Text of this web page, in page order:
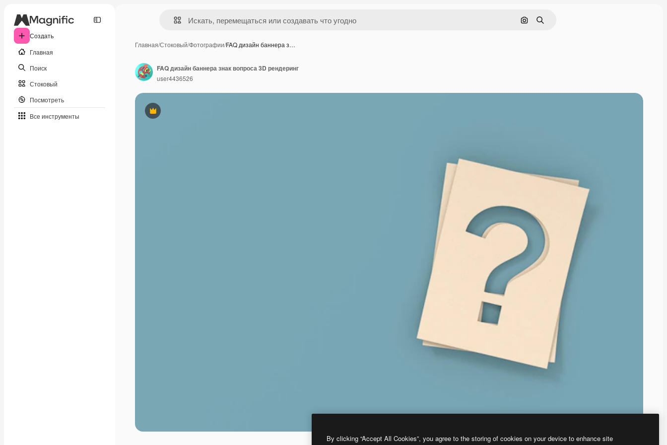
Создать
Главная
Поиск
Стоковый
Посмотреть
Все инструменты
Поиск по изображению
Поиск
Главная/Стоковый/Фотографии/FAQ дизайн баннера з…
Премиум
FAQ дизайн баннера знак вопроса 3D рендеринг
user4436526
By clicking “Accept All Cookies”, you agree to the storing of cookies on your device to enhance site